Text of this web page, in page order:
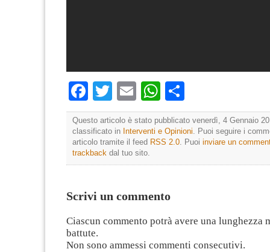
Facebook
TwitterEmailWhatsApp
Questo articolo è stato pubblicato venerdì, 4 Gennaio
classificato in Interventi e Opinioni. Puoi seguire i
articolo tramite il feed RSS 2.0. Puoi inviare un
trackback dal tuo sito.
Scrivi un commento
Ciascun commento potrà avere una lunghezza
battute.
Non sono ammessi commenti consecutivi.